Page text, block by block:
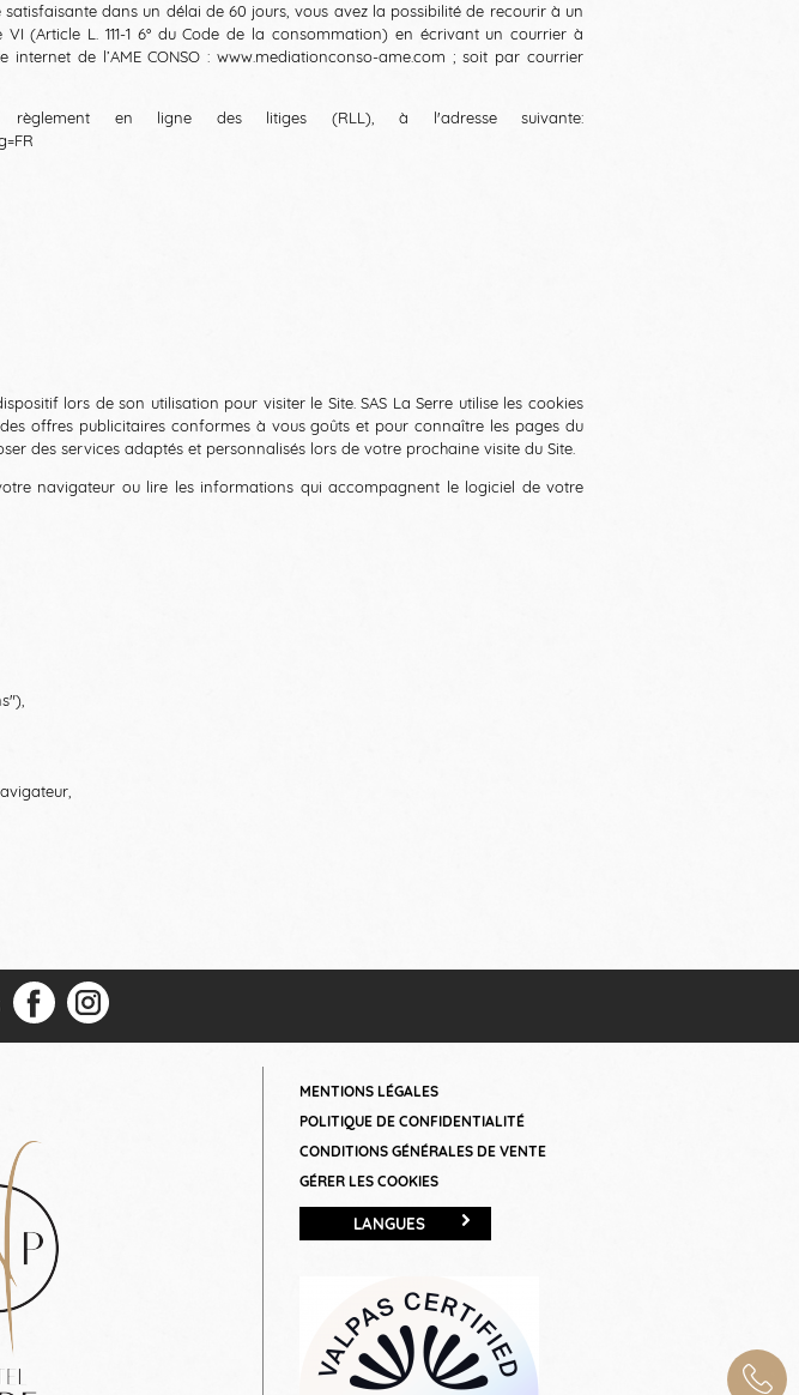
dans un délai de 60 jours, vous avez la possibilité de recourir à un
(Article L. 111-1 6° du Code de la consommation) en écrivant un courrier à
de l’AME CONSO : www.mediationconso-ame.com ; soit par courrier
en ligne des litiges (RLL), à l'adresse suivante:
lors de son utilisation pour visiter le Site. SAS La Serre utilise les cookies
offres publicitaires conformes à vous goûts et pour connaître les pages du
des services adaptés et personnalisés lors de votre prochaine visite du Site.
navigateur ou lire les informations qui accompagnent le logiciel de votre
MENTIONS LÉGALES
POLITIQUE DE CONFIDENTIALITÉ
CONDITIONS GÉNÉRALES DE VENTE
GÉRER LES COOKIES
LANGUES